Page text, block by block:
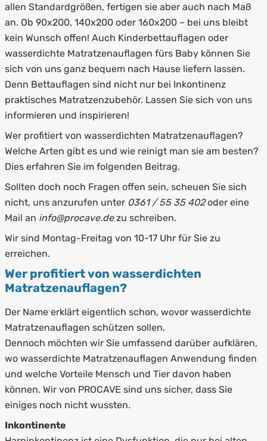
5.2 Matratzenbezüge
5.3 Auflagen
6. Unterschied zwischen Topper &
wasserdichten Matratzenauflagen
7. Wasserdichte Matratzenauflagen als Schutz
vor Flüssigkeiten
8. Pflege und Reinigung von wasserdichten
Matratzenauflagen
8.2 Waschen
allen Standardgrößen, fertigen sie aber auch nach Maß
an. Ob 90x200, 140x200 oder 160x200 – bei uns bleibt
kein Wunsch offen! Auch Kinderbettauflagen oder
wasserdichte Matratzenauflagen fürs Baby können Sie
sich von uns ganz bequem nach Hause liefern lassen.
Denn Bettauflagen sind nicht nur bei Inkontinenz
praktisches Matratzenzubehör. Lassen Sie sich von uns
informieren und inspirieren!
Wer profitiert von wasserdichten Matratzenauflagen?
Welche Arten gibt es und wie reinigt man sie am besten?
Dies erfahren Sie im folgenden Beitrag.
Sollten doch noch Fragen offen sein, scheuen Sie sich
nicht, uns anzurufen unter 0361 / 55 35 402oder eine
Mail an info@procave.dezu schreiben.
Wir sind Montag-Freitag von 10-17 Uhr für Sie zu
erreichen.
Wer profitiert von wasserdichten
Matratzenauflagen?
Der Name erklärt eigentlich schon, wovor wasserdichte
Matratzenauflagen schützen sollen.
Dennoch möchten wir Sie umfassend darüber aufklären,
wo wasserdichte Matratzenauflagen Anwendung finden
und welche Vorteile Mensch und Tier davon haben
können. Wir von PROCAVE sind uns sicher, dass Sie
einiges noch nicht wussten.
Inkontinente